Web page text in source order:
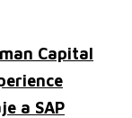
Capital
a SAP